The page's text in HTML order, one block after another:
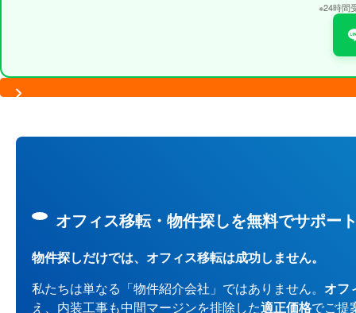
※24時間
オフィス移転・物件探しを無料でサポー
物件探しだけでは、オフィス移転は成功しません。
私たちは単なる「物件紹介会社」ではありません。 オフ
え、内装工事も中間マージンを排除した適正価格でご提